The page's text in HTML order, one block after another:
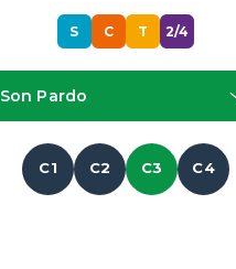
S C T 2/4
Son Pardo
C1 C2 C3 C4